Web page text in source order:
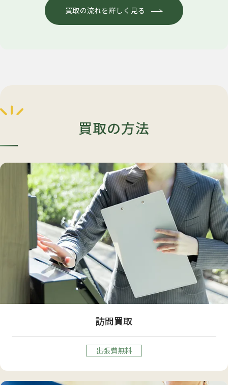
買取の流れを詳しく見る
買取の方法
訪問買取
出張費無料